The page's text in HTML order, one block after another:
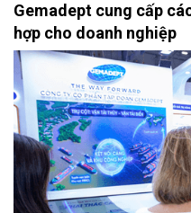
Gemadept cung cấp
hợp cho doanh nghiệp